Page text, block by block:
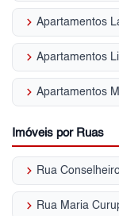
keyboard_arrow_right Apartamentos
keyboard_arrow_right Apartamentos
keyboard_arrow_right Apartamentos
Imóveis por Ruas
keyboard_arrow_right Rua
keyboard_arrow_right Rua Maria